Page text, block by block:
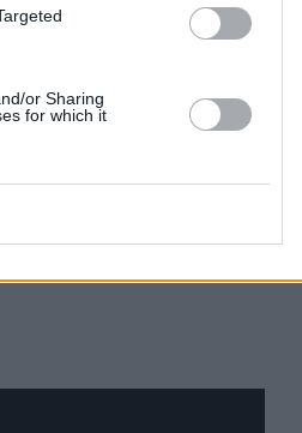
or Sharing
for which it